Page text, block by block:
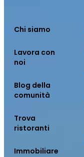
Chi siamo
Lavora con
noi
Blog della
comunità
Trova
ristoranti
Immobiliare